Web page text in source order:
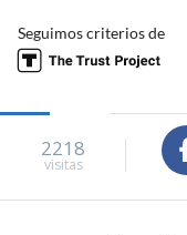
Seguimos criterios de
2218
visitas